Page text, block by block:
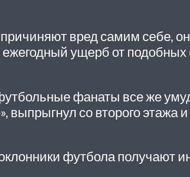
вред самим себе,
ежегодный ущерб от
фанаты все же
со второго этажа
футбола получают